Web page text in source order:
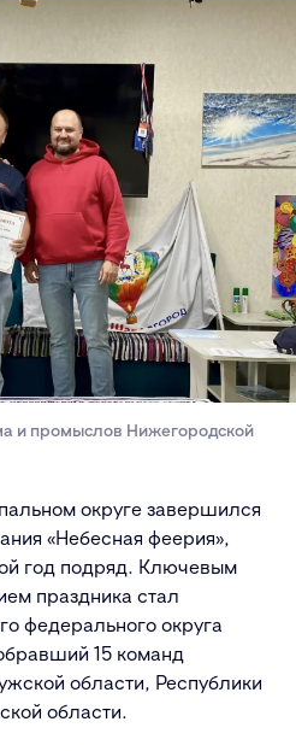
и промыслов Нижегородской
округе завершился
«Небесная феерия»,
год подряд. Ключевым
праздника стал
федерального округа
15 команд
области, Республики
области.